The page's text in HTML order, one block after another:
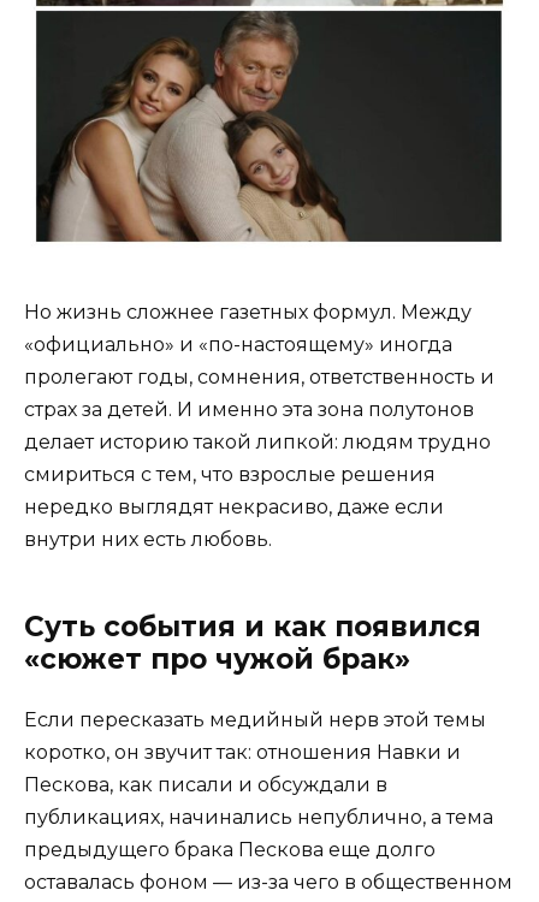
Но жизнь сложнее газетных формул. Между
«официально» и «по-настоящему» иногда
пролегают годы, сомнения, ответственность и
страх за детей. И именно эта зона полутонов
делает историю такой липкой: людям трудно
смириться с тем, что взрослые решения
нередко выглядят некрасиво, даже если
внутри них есть любовь.
Суть события и как появился
«сюжет про чужой брак»
Если пересказать медийный нерв этой темы
коротко, он звучит так: отношения Навки и
Пескова, как писали и обсуждали в
публикациях, начинались непублично, а тема
предыдущего брака Пескова еще долго
оставалась фоном — из-за чего в общественном